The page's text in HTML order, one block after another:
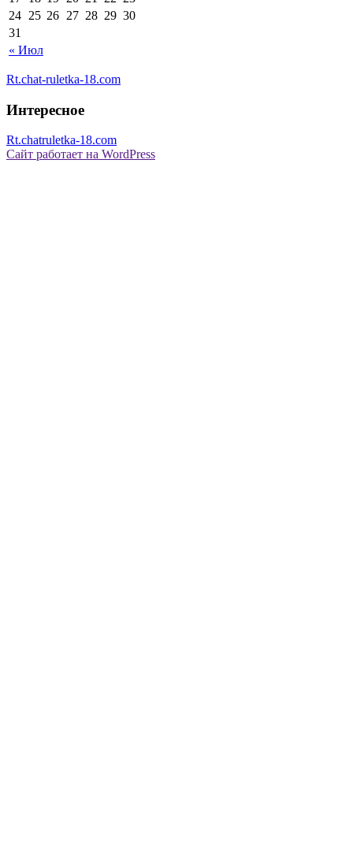
« Июл
24 25 26 27 28 29 30
31
Rt.chat-ruletka-18.com
Интересное
Rt.chatruletka-18.com
Сайт работает на WordPress